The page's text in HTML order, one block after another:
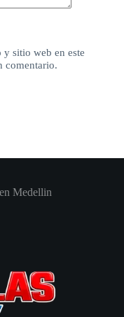
sitio web en este
comentario.
Medellin